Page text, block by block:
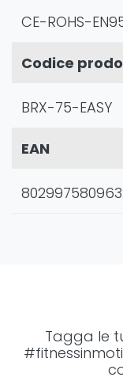
CE-ROHS-
Codice
BRX-75-EASY
EAN
Tagga le